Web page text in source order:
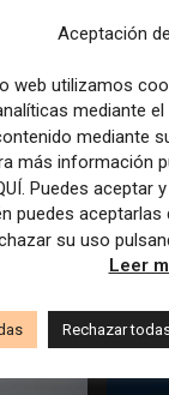
Aftenposten: una
Aceptación
web utilizamos
mediante
mediante
más información
Puedes aceptar
puedes
su uso
Leer
Rechazar